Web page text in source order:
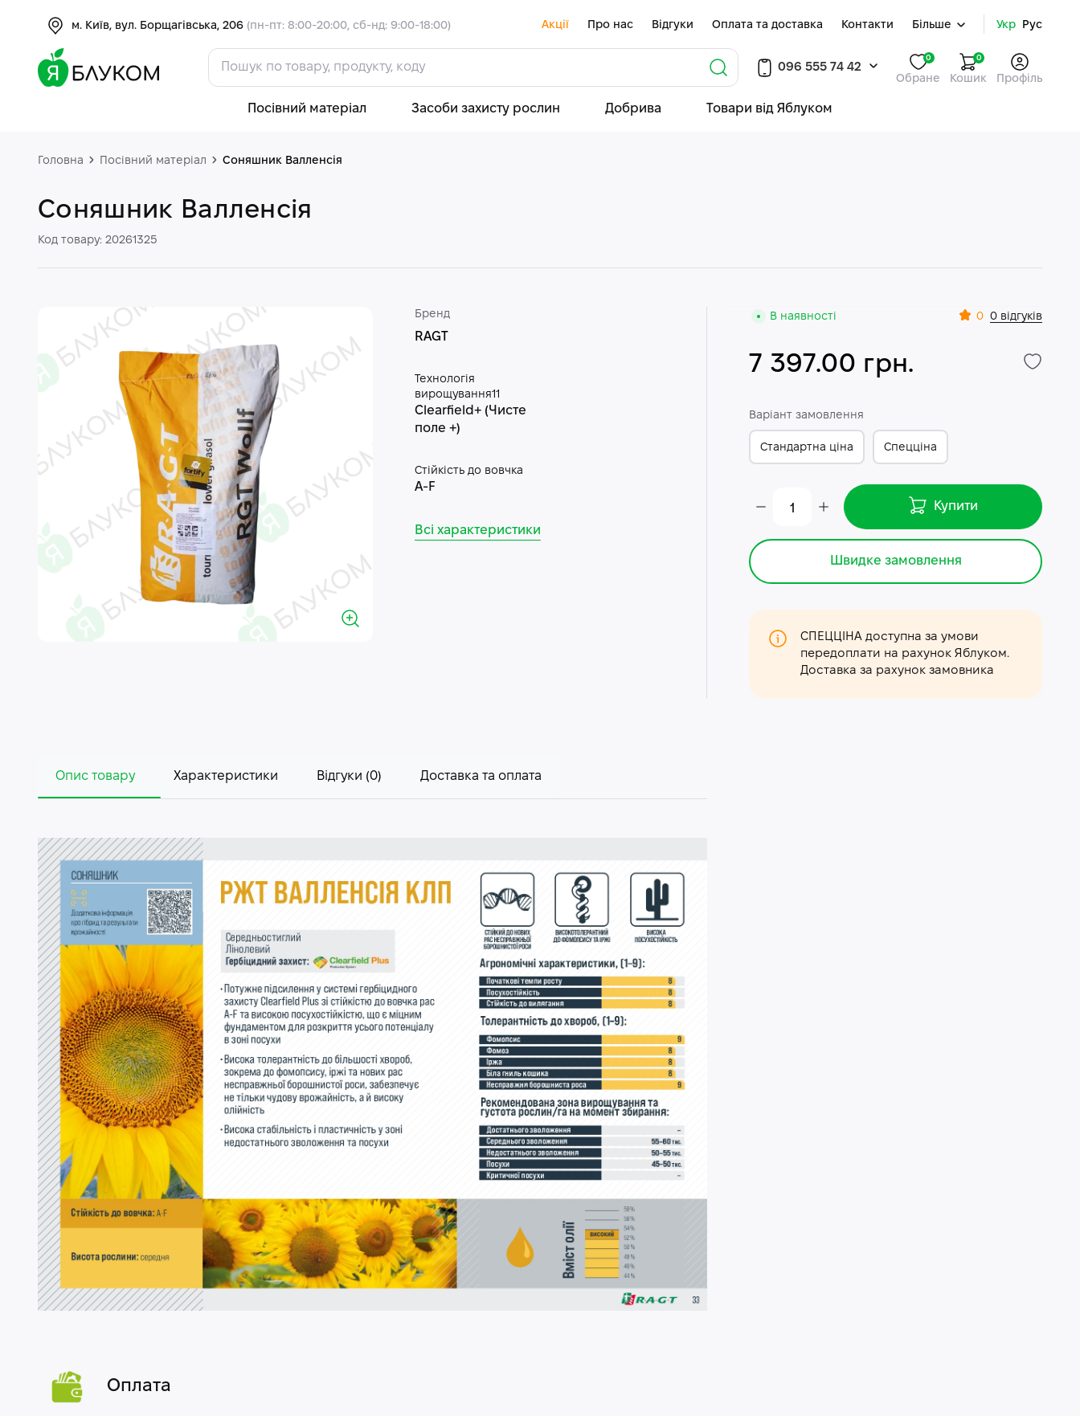
м. Київ, вул. Борщагівська, 206 (пн-пт: 8:00-20:00, сб-нд: 9:00-18:00) Акції Про нас Відгуки Оплата та доставка Контакти Більше Укр Рус
096 555 74 42
Обране
0 0
Кошик Профіль
Посівний матеріал Засоби захисту рослин Добрива Товари від Яблуком
Головна Посівний матеріал Соняшник Валленсія
Соняшник Валленсія
Код товару: 20261325
Бренд
RAGT
Технологія
вирощування11
Clearfield+ (Чисте
поле +)
Стійкість до вовчка
A-F
Всі характеристики
В наявності 0 0 відгуків
7 397.00 грн.
Варіант замовлення
Стандартна ціна Спецціна
Купити
Швидке замовлення
СПЕЦЦІНА доступна за умови
передоплати на рахунок Яблуком.
Доставка за рахунок замовника
Опис товару Характеристики Відгуки (0) Доставка та оплата
Оплата